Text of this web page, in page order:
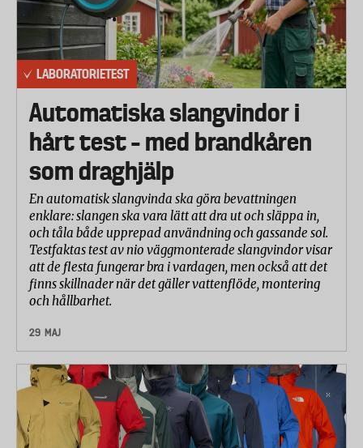
LABORATORIETEST
Automatiska slangvindor i
hårt test – med brandkåren
som draghjälp
En automatisk slangvinda ska göra bevattningen
enklare: slangen ska vara lätt att dra ut och släppa in,
och tåla både upprepad användning och gassande sol.
Testfaktas test av nio väggmonterade slangvindor visar
att de flesta fungerar bra i vardagen, men också att det
finns skillnader när det gäller vattenflöde, montering
och hållbarhet.
29 MAJ